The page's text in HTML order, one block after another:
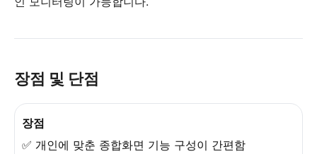
장점 및 단점
장점
✅ 개인에 맞춘 종합화면 기능 구성이 간편함